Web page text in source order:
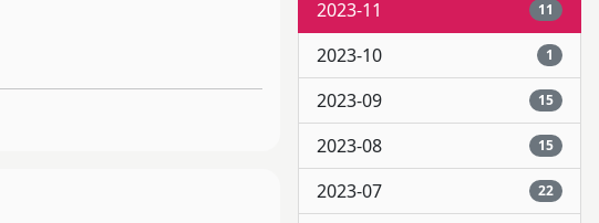
2023-11 11
2023-10 1
2023-09 15
2023-08 15
2023-07 22